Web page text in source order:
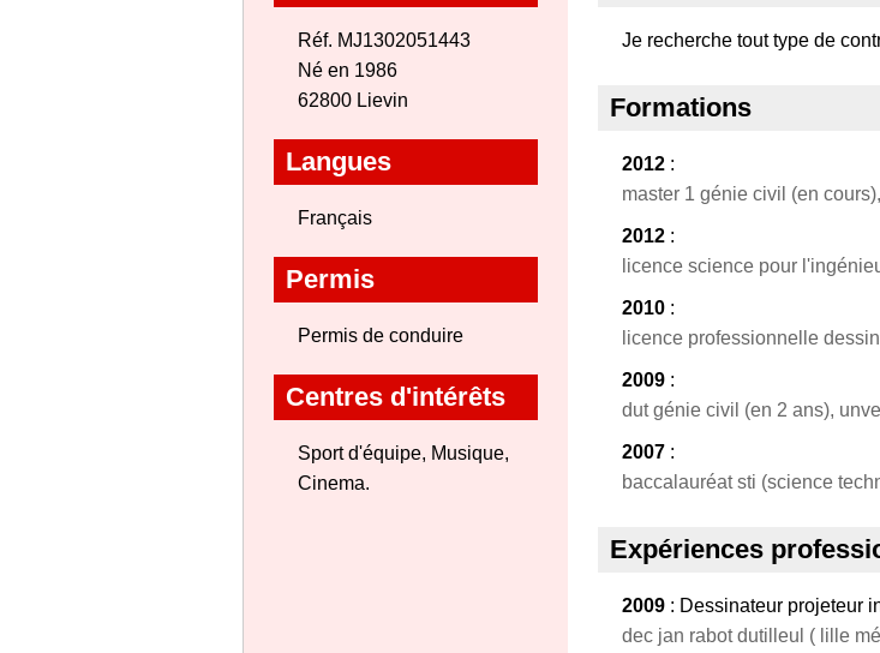
Réf. MJ1302051443
Né en 1986
62800 Lievin
Langues
Français
Permis
Permis de conduire
Centres d'intérêts
Sport d'équipe, Musique,
Cinema.
Je recherche tout type de
Formations
2012 :
master 1 génie civil (en
2012 :
licence science pour
2010 :
licence professionnelle
2009 :
dut génie civil (en 2 ans),
2007 :
baccalauréat sti (science
Expériences
2009 : Dessinateur projeteur
dec jan rabot dutilleul ( lille